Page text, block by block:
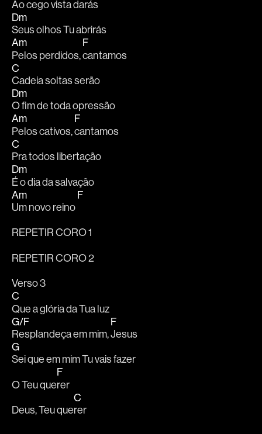
Ao cego vista darás
Dm
Seus olhos Tu abrirás
Am
Pelos perdidos,
F
cantamos
C
Cadeia soltas serão
Dm
O fim de toda opressão
Am
Pelos cativos,
F
cantamos
C
Pra todos libertação
Dm
É o dia da salvação
Am
Um novo reino
F
REPETIR CORO 1
REPETIR CORO 2
Verso 3
C
Que a glória da Tua luz
G/F
Resplandeça em mim,
F
Jesus
G
Sei que em mim Tu vais fazer
O Teu que
F
rer
Deus, Teu que
C
rer